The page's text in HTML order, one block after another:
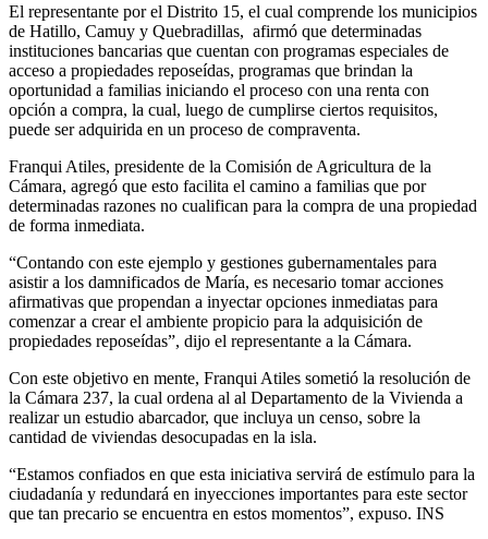
El representante por el Distrito 15, el cual comprende los municipios
de Hatillo, Camuy y Quebradillas, afirmó que determinadas
instituciones bancarias que cuentan con programas especiales de
acceso a propiedades reposeídas, programas que brindan la
oportunidad a familias iniciando el proceso con una renta con
opción a compra, la cual, luego de cumplirse ciertos requisitos,
puede ser adquirida en un proceso de compraventa.
Franqui Atiles, presidente de la Comisión de Agricultura de la
Cámara, agregó que esto facilita el camino a familias que por
determinadas razones no cualifican para la compra de una propiedad
de forma inmediata.
“Contando con este ejemplo y gestiones gubernamentales para
asistir a los damnificados de María, es necesario tomar acciones
afirmativas que propendan a inyectar opciones inmediatas para
comenzar a crear el ambiente propicio para la adquisición de
propiedades reposeídas”, dijo el representante a la Cámara.
Con este objetivo en mente, Franqui Atiles sometió la resolución de
la Cámara 237, la cual ordena al al Departamento de la Vivienda a
realizar un estudio abarcador, que incluya un censo, sobre la
cantidad de viviendas desocupadas en la isla.
“Estamos confiados en que esta iniciativa servirá de estímulo para la
ciudadanía y redundará en inyecciones importantes para este sector
que tan precario se encuentra en estos momentos”, expuso. INS